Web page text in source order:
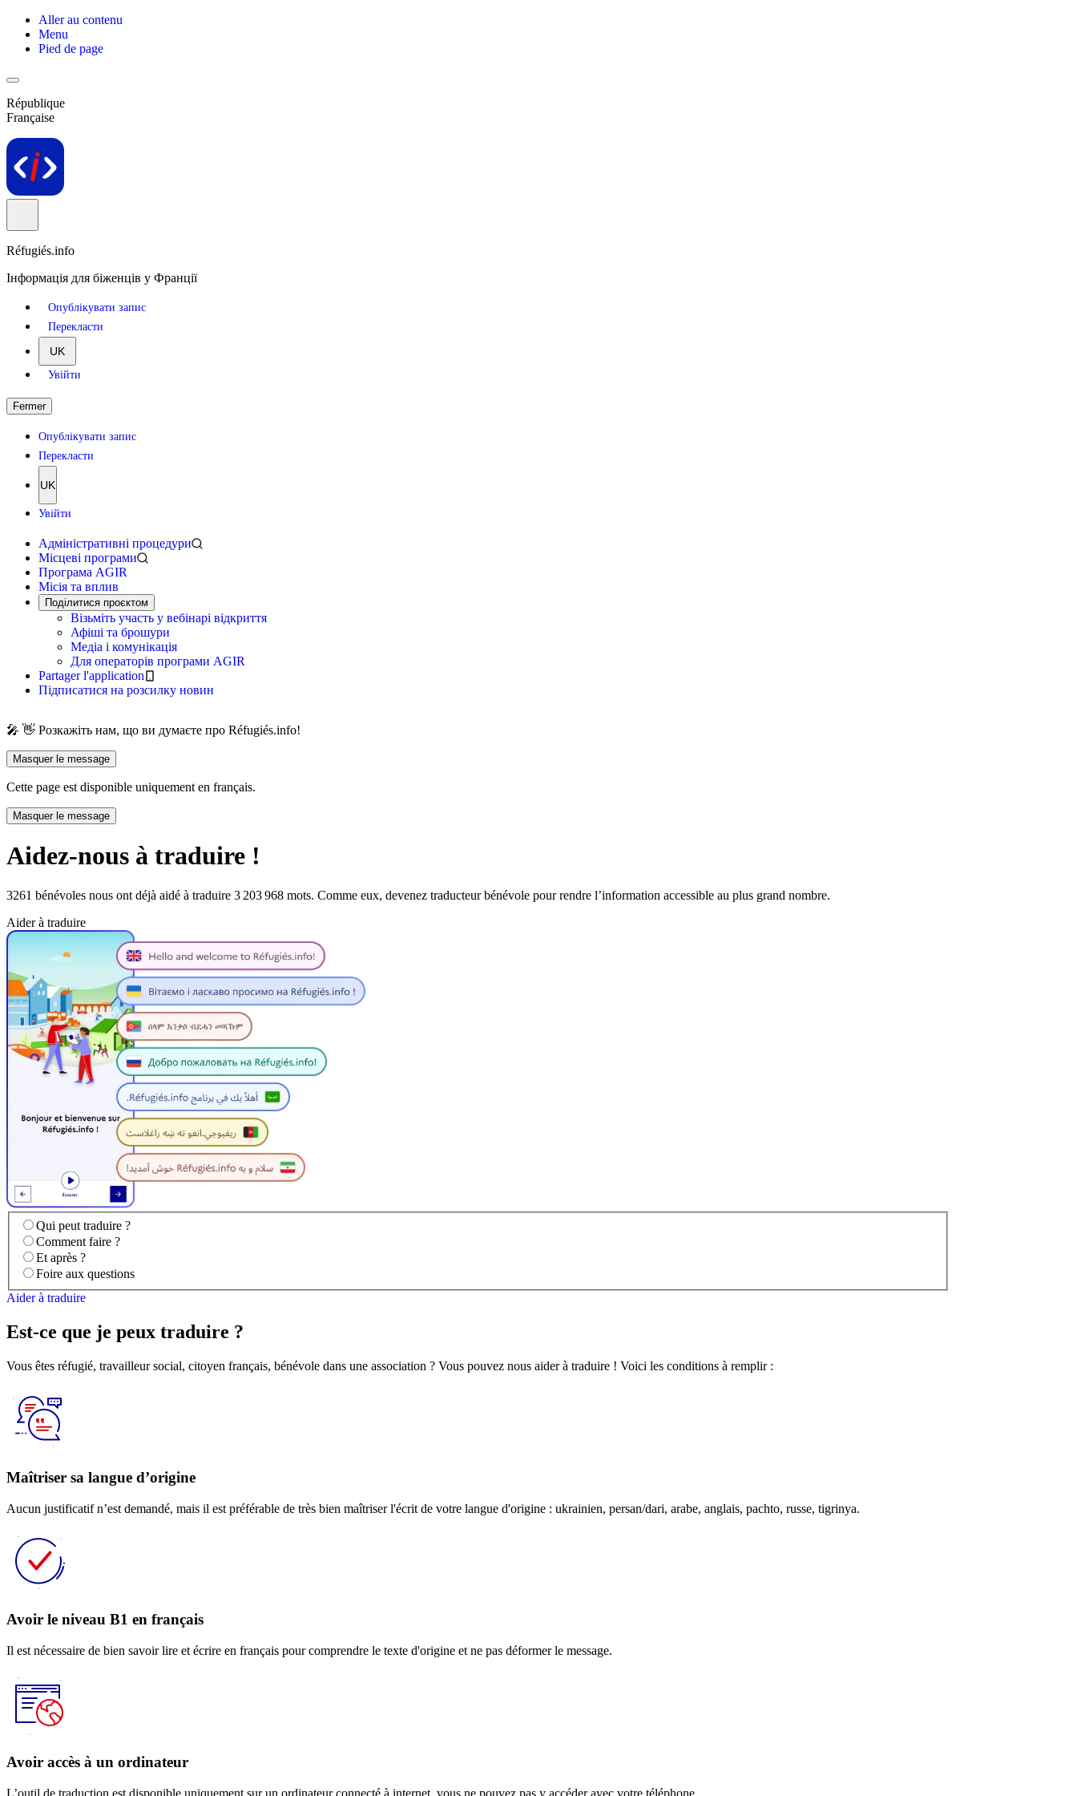
Aller au contenu
Menu
Pied de page
République
Française
Réfugiés.info
Інформація для біженців у Франції
Опублікувати запис
Перекласти
UK
Увійти
Fermer
Опублікувати запис
Перекласти
UK
Увійти
Адміністративні процедури
Місцеві програми
Програма AGIR
Місія та вплив
Поділитися проєктом
Візьміть участь у вебінарі відкриття
Афіші та брошури
Медіа і комунікація
Для операторів програми AGIR
Partager l'application
Підписатися на розсилку новин
🎤 👋 Розкажіть нам, що ви думаєте про Réfugiés.info!
Masquer le message
Cette page est disponible uniquement en français.
Masquer le message
Aidez-nous à traduire !
3261 bénévoles nous ont déjà aidé à traduire 3 203 968 mots. Comme eux, devenez traducteur bénévole pour rendre l’information accessible au plus grand nombre.
Aider à traduire
Qui peut traduire ?
Comment faire ?
Et après ?
Foire aux questions
Aider à traduire
Est-ce que je peux traduire ?
Vous êtes réfugié, travailleur social, citoyen français, bénévole dans une association ? Vous pouvez nous aider à traduire ! Voici les conditions à remplir :
Maîtriser sa langue d’origine
Aucun justificatif n’est demandé, mais il est préférable de très bien maîtriser l'écrit de votre langue d'origine : ukrainien, persan/dari, arabe, anglais, pachto, russe, tigrinya.
Avoir le niveau B1 en français
Il est nécessaire de bien savoir lire et écrire en français pour comprendre le texte d'origine et ne pas déformer le message.
Avoir accès à un ordinateur
L’outil de traduction est disponible uniquement sur un ordinateur connecté à internet, vous ne pouvez pas y accéder avec votre téléphone.